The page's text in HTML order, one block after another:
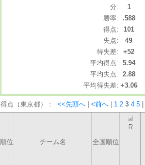
分:
1
勝率:
.588
得点:
101
失点:
49
得失差:
+52
平均得点: 5.94
平均失点: 2.88
平均得失差: +3.06
得点（東京都）： <<先頭へ <前へ 1 2 3 4 5
順位 チーム名 全国順位
R